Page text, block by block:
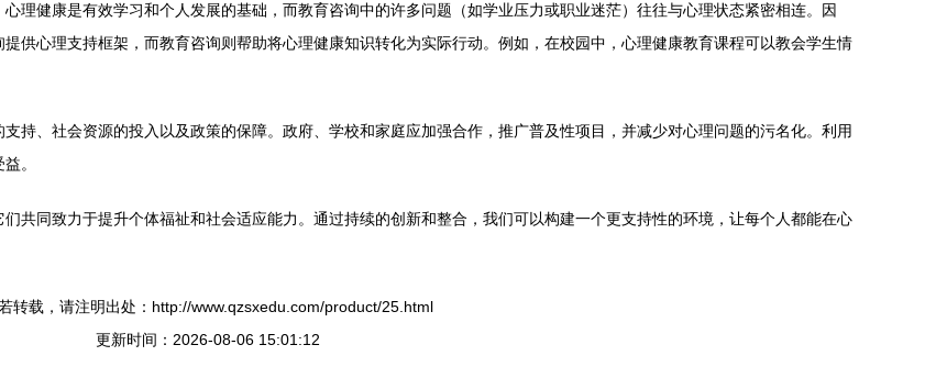
理健康是有效学习和个人发展的基础，而教育咨询中的许多问题（如学业压力或职业迷茫）往往与心理状态紧密相连。因
供心理支持框架，而教育咨询则帮助将心理健康知识转化为实际行动。例如，在校园中，心理健康教育课程可以教会学生情
持、社会资源的投入以及政策的保障。政府、学校和家庭应加强合作，推广普及性项目，并减少对心理问题的污名化。利用
。
共同致力于提升个体福祉和社会适应能力。通过持续的创新和整合，我们可以构建一个更支持性的环境，让每个人都能在心
转载，请注明出处：http://www.qzsxedu.com/product/25.html
更新时间：2026-08-06 15:01:12